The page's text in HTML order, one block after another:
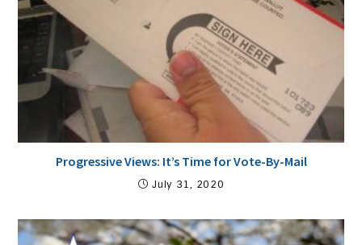
Progressive Views: It’s Time for Vote-By-Mail
July 31, 2020